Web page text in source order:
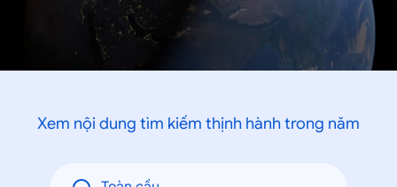
Xem nội dung tìm kiếm thịnh hành trong năm